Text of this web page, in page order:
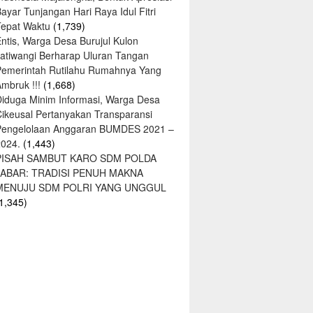
Tunjangan Hari Raya Idul Fitri
Waktu (1,739)
Warga Desa Burujul Kulon
Berharap Uluran Tangan
Rutilahu Rumahnya Yang
!!! (1,668)
Minim Informasi, Warga Desa
Pertanyakan Transparansi
Anggaran BUMDES 2021 –
(1,443)
SAMBUT KARO SDM POLDA
TRADISI PENUH MAKNA
SDM POLRI YANG UNGGUL